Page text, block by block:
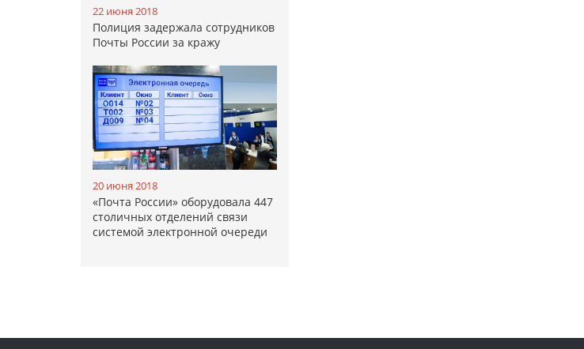
22 июня 2018
Полиция задержала сотрудников
Почты России за кражу
20 июня 2018
«Почта России» оборудовала 447
столичных отделений связи
системой электронной очереди